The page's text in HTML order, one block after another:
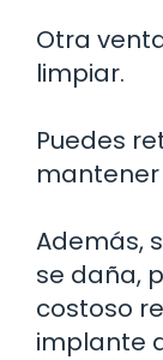
Otra
limpiar.
Puedes
Además,
se daña,
costoso
implante